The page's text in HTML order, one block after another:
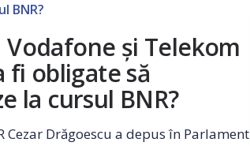
Vodafone și Telekom
fi obligate să
la cursul BNR?
Cezar Drăgoescu a depus în Parlament